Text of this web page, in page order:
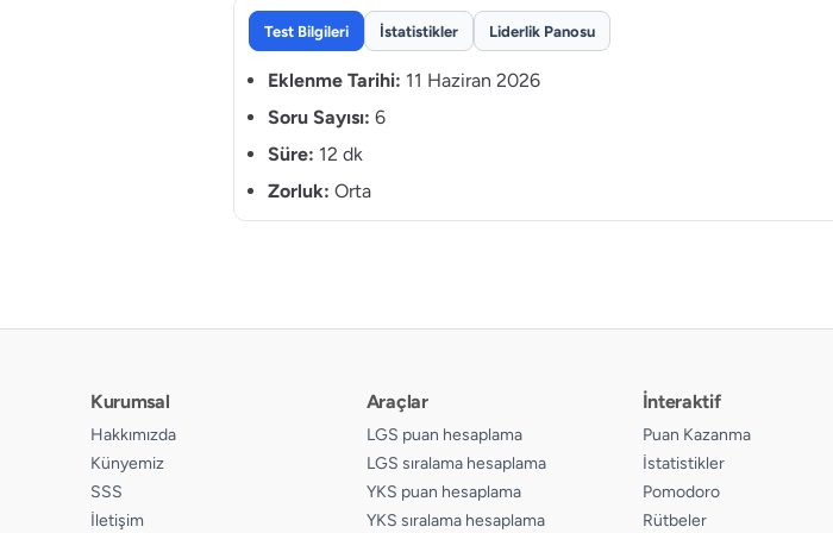
Test Bilgileri İstatistikler Liderlik Panosu
Eklenme Tarihi: 11 Haziran 2026
Soru Sayısı: 6
Süre: 12 dk
Zorluk: Orta
Kurumsal
Hakkımızda
Künyemiz
SSS
İletişim
Araçlar
LGS puan hesaplama
LGS sıralama hesaplama
YKS puan hesaplama
YKS sıralama hesaplama
İnteraktif
Puan Kazanma
İstatistikler
Pomodoro
Rütbeler